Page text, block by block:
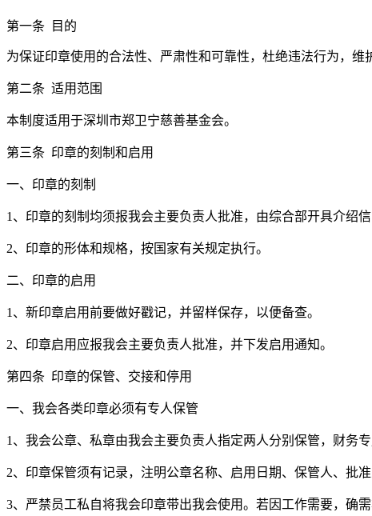
第一条 目的
为保证印章使用的合法性、严肃性和可靠性，杜绝违法行为，维
第二条 适用范围
本制度适用于深圳市郑卫宁慈善基金会。
第三条 印章的刻制和启用
一、印章的刻制
1 、印章的刻制均须报我会主要负责人批准，由综合部开具介绍
2、印章的形体和规格，按国家有关规定执行。
二、印章的启用
1 、新印章启用前要做好戳记，并留样保存，以便备查。
2、印章启用应报我会主要负责人批准，并下发启用通知。
第四条 印章的保管、交接和停用
一、我会各类印章必须有专人保管
1 、我会公章、私章由我会主要负责人指定两人分别保管，财务
2、印章保管须有记录，注明公章名称、启用日期、保管人、批准
3、严禁员工私自将我会印章带出我会使用。若因工作需要，确